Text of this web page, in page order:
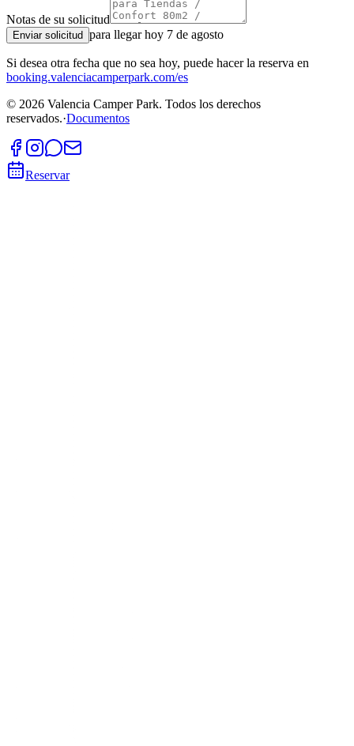
Notas de su solicitud
Enviar solicitud para llegar hoy 7 de agosto
Si desea otra fecha que no sea hoy, puede hacer la reserva en
booking.valenciacamperpark.com/es
© 2026 Valencia Camper Park. Todos los derechos
reservados.·Documentos
Reservar